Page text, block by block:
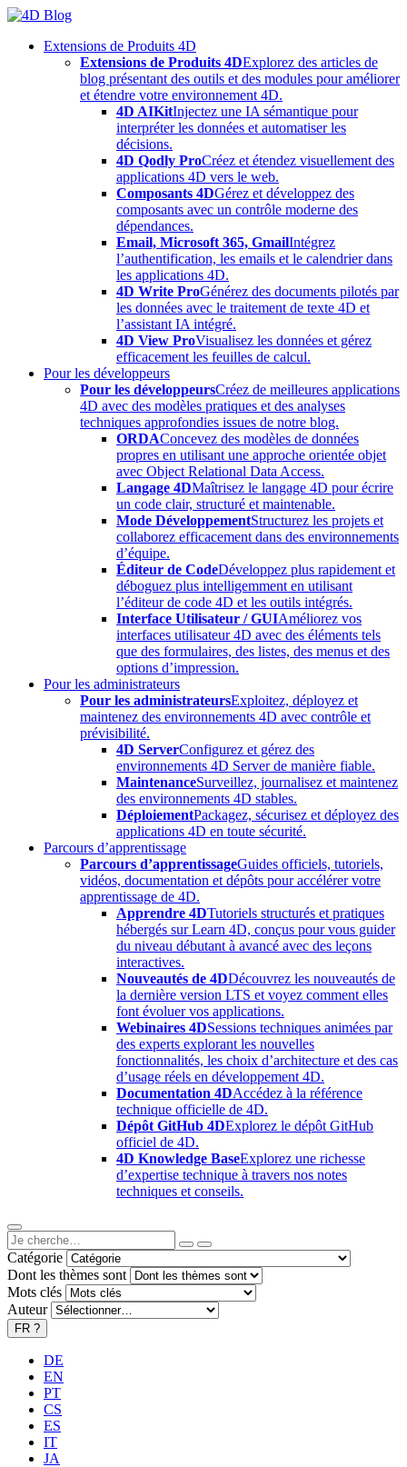
Skip
contentExtensions de Produits 4D
Extensions de Produits 4DExplorez des articles de
blog présentant des outils et des modules pour améliorer
et étendre votre environnement 4D.
4D AIKitInjectez une IA sémantique pour
interpréter les données et automatiser les
décisions.
4D Qodly ProCréez et étendez visuellement des
applications 4D vers le web.
Composants 4DGérez et développez des
composants avec un contrôle moderne des
dépendances.
Email, Microsoft 365, GmailIntégrez
l’authentification, les emails et le calendrier dans
les applications 4D.
4D Write ProGénérez des documents pilotés par
les données avec le traitement de texte 4D et
l’assistant IA intégré.
4D View ProVisualisez les données et gérez
efficacement les feuilles de calcul.
Pour les développeurs
Pour les développeursCréez de meilleures applications
4D avec des modèles pratiques et des analyses
techniques approfondies issues de notre blog.
ORDAConcevez des modèles de données
propres en utilisant une approche orientée objet
avec Object Relational Data Access.
Langage 4DMaîtrisez le langage 4D pour écrire
un code clair, structuré et maintenable.
Mode DéveloppementStructurez les projets et
collaborez efficacement dans des environnements
d’équipe.
Éditeur de CodeDéveloppez plus rapidement et
déboguez plus intelligemment en utilisant
l’éditeur de code 4D et les outils intégrés.
Interface Utilisateur / GUIAméliorez vos
interfaces utilisateur 4D avec des éléments tels
que des formulaires, des listes, des menus et des
options d’impression.
Pour les administrateurs
Pour les administrateursExploitez, déployez et
maintenez des environnements 4D avec contrôle et
prévisibilité.
4D ServerConfigurez et gérez des
environnements 4D Server de manière fiable.
MaintenanceSurveillez, journalisez et maintenez
des environnements 4D stables.
DéploiementPackagez, sécurisez et déployez des
applications 4D en toute sécurité.
Parcours d’apprentissage
Parcours d’apprentissageGuides officiels, tutoriels,
vidéos, documentation et dépôts pour accélérer votre
apprentissage de 4D.
Apprendre 4DTutoriels structurés et pratiques
hébergés sur Learn 4D, conçus pour vous guider
du niveau débutant à avancé avec des leçons
interactives.
Nouveautés de 4DDécouvrez les nouveautés de
la dernière version LTS et voyez comment elles
font évoluer vos applications.
Webinaires 4DSessions techniques animées par
des experts explorant les nouvelles
fonctionnalités, les choix d’architecture et des cas
d’usage réels en développement 4D.
Documentation 4DAccédez à la référence
technique officielle de 4D.
Dépôt GitHub 4DExplorez le dépôt GitHub
officiel de 4D.
4D Knowledge BaseExplorez une richesse
d’expertise technique à travers nos notes
techniques et conseils.
Catégorie
Dont les thèmes sont
Mots clés
Auteur
FR ?
DE
EN
PT
CS
ES
IT
JA